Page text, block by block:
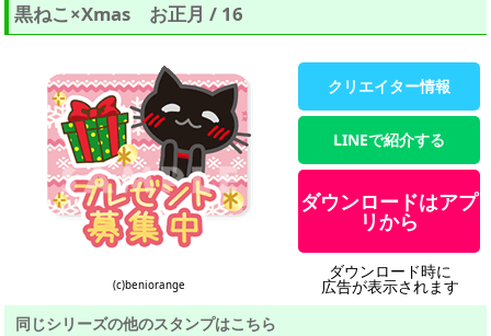
黒ねこ×Xmas お正月 / 16
(c)beniorange
クリエイター情報
LINEで紹介する
ダウンロードはアプ
リから
ダウンロード時に
広告が表示されます
同じシリーズの他のスタンプはこちら